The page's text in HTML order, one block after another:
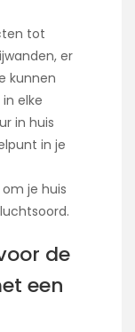
tot
er
kunnen
elke
in huis
in je
je huis
de
een